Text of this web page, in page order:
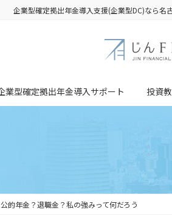
企業型確定拠出年金導入支援(企業型DC)なら名
業型確定拠出年金導入サポート 投資
公的年金？退職金？私の強みって何だろう